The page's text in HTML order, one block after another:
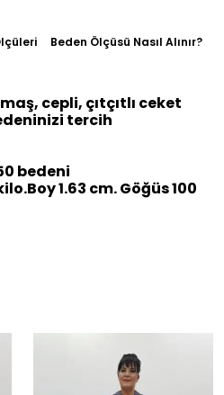
Beden Ölçüsü Nasıl Alınır?
cepli, çıtçıtlı ceket
tercih
bedeni
1.63 cm. Göğüs 100